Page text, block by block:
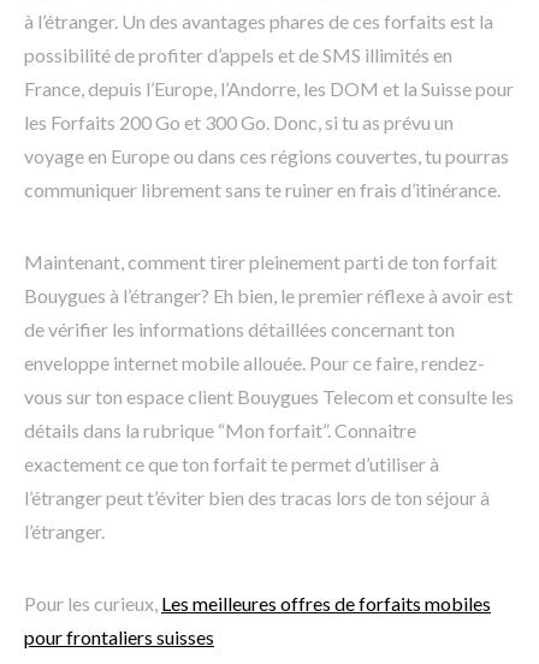
à l’étranger. Un des avantages phares de ces forfaits est la
possibilité de profiter d’appels et de SMS illimités en
France, depuis l’Europe, l’Andorre, les DOM et la Suisse pour
les Forfaits 200 Go et 300 Go. Donc, si tu as prévu un
voyage en Europe ou dans ces régions couvertes, tu pourras
communiquer librement sans te ruiner en frais d’itinérance.
Maintenant, comment tirer pleinement parti de ton forfait
Bouygues à l’étranger? Eh bien, le premier réflexe à avoir est
de vérifier les informations détaillées concernant ton
enveloppe internet mobile allouée. Pour ce faire, rendez-
vous sur ton espace client Bouygues Telecom et consulte les
détails dans la rubrique “Mon forfait”. Connaitre
exactement ce que ton forfait te permet d’utiliser à
l’étranger peut t’éviter bien des tracas lors de ton séjour à
l’étranger.
Pour les curieux, Les meilleures offres de forfaits mobiles
pour frontaliers suisses